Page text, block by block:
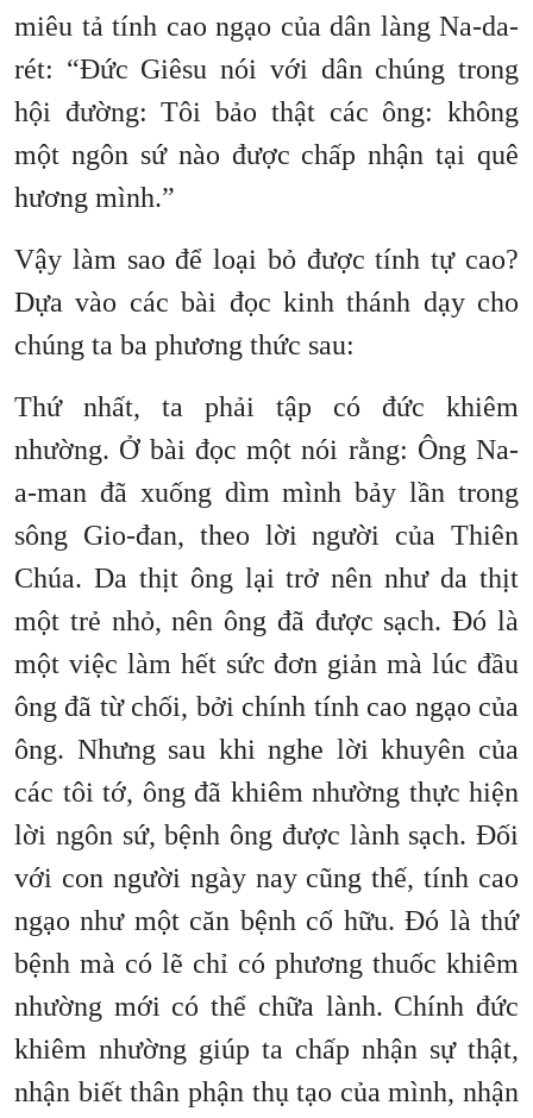
miêu tả tính cao ngạo của dân làng Na-da-
rét: “Đức Giêsu nói với dân chúng trong
hội đường: Tôi bảo thật các ông: không
một ngôn sứ nào được chấp nhận tại quê
hương mình.”
Vậy làm sao để loại bỏ được tính tự cao?
Dựa vào các bài đọc kinh thánh dạy cho
chúng ta ba phương thức sau:
Thứ nhất, ta phải tập có đức khiêm
nhường. Ở bài đọc một nói rằng: Ông Na-
a-man đã xuống dìm mình bảy lần trong
sông Gio-đan, theo lời người của Thiên
Chúa. Da thịt ông lại trở nên như da thịt
một trẻ nhỏ, nên ông đã được sạch. Đó là
một việc làm hết sức đơn giản mà lúc đầu
ông đã từ chối, bởi chính tính cao ngạo của
ông. Nhưng sau khi nghe lời khuyên của
các tôi tớ, ông đã khiêm nhường thực hiện
lời ngôn sứ, bệnh ông được lành sạch. Đối
với con người ngày nay cũng thế, tính cao
ngạo như một căn bệnh cố hữu. Đó là thứ
bệnh mà có lẽ chỉ có phương thuốc khiêm
nhường mới có thể chữa lành. Chính đức
khiêm nhường giúp ta chấp nhận sự thật,
nhận biết thân phận thụ tạo của mình, nhận